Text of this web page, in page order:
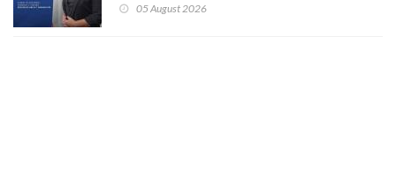
una militante de RN, detenida con 47 kilos de
05 August 2026